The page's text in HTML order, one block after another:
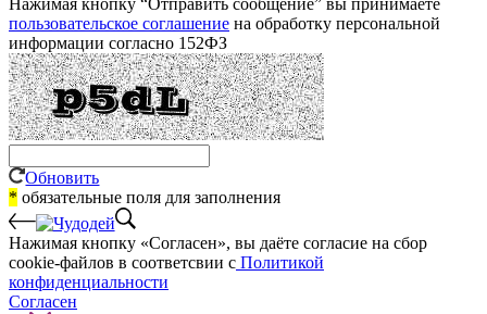
пользовательское соглашение на обработку персональной
информации согласно 152ФЗ
Обновить
* обязательные поля для заполнения
Нажимая кнопку «Согласен», вы даёте cогласие на сбор
cookie-файлов в соответсвии с Политикой
конфиденциальности
Согласен